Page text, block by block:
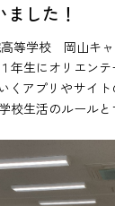
した！
高等学校 岡山キ
年生にオリエン
アプリやサイト
校生活のルール